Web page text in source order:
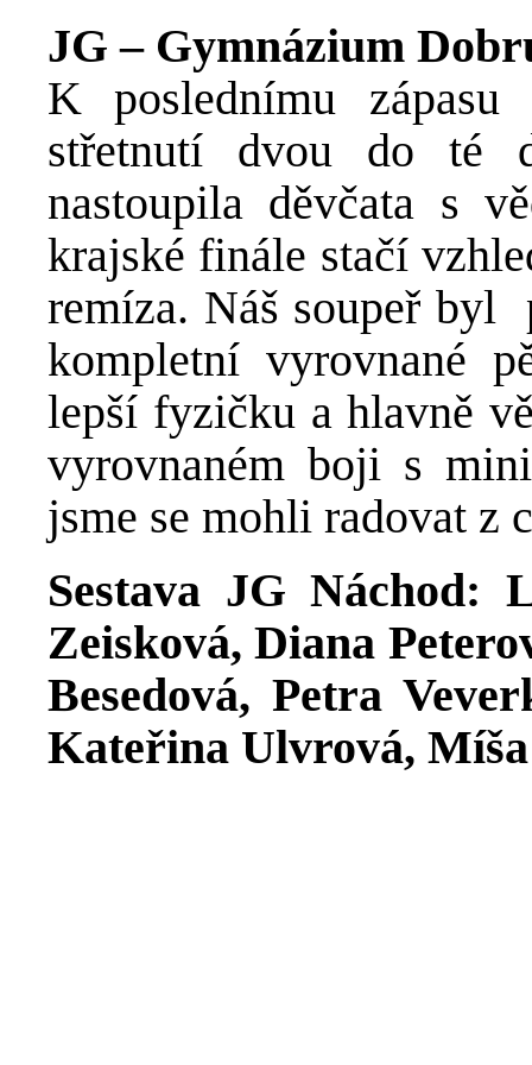
JG – Gymnázium
K poslednímu
střetnutí dvou do té
nastoupila děvčata s
krajské finále stačí
remíza. Náš soupeř byl
kompletní vyrovnané
lepší fyzičku a hlavně
vyrovnaném boji s
jsme se mohli radovat z
Sestava JG Náchod:
Zeisková, Diana
Besedová, Petra
Kateřina Ulvrová,